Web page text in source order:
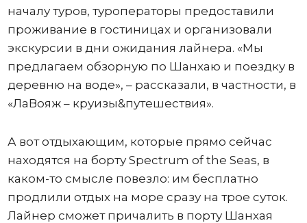
началу туров, туроператоры предоставили
проживание в гостиницах и организовали
экскурсии в дни ожидания лайнера. «Мы
предлагаем обзорную по Шанхаю и поездку в
деревню на воде», – рассказали, в частности, в
«ЛаВояж – круизы&путешествия».
А вот отдыхающим, которые прямо сейчас
находятся на борту Spectrum of the Seas, в
каком-то смысле повезло: им бесплатно
продлили отдых на море сразу на трое суток.
Лайнер сможет причалить в порту Шанхая